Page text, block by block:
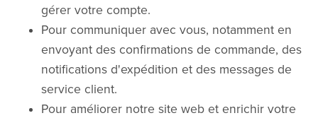
gérer votre compte.
Pour communiquer avec vous, notamment en
envoyant des confirmations de commande, des
notifications d'expédition et des messages de
service client.
Pour améliorer notre site web et enrichir votre